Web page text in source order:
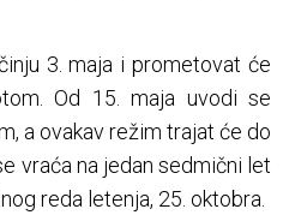
3. maja i prometovat će
Od 15. maja uvodi se
a ovakav režim trajat će do
vraća na jedan sedmični let
reda letenja, 25. oktobra.